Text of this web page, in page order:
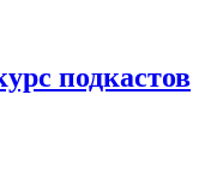
подкастов